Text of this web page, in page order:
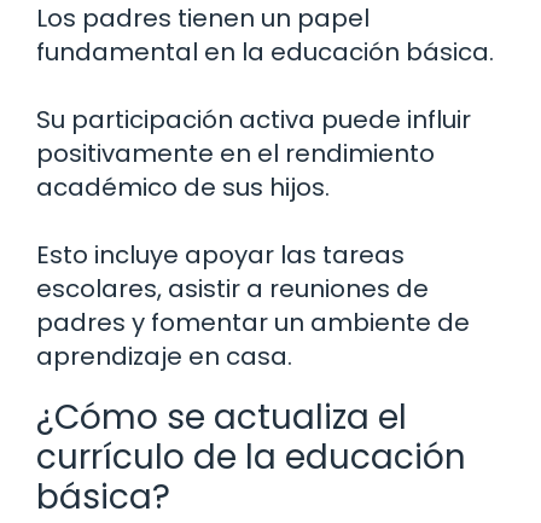
Los padres tienen un papel
fundamental en la educación básica.
Su participación activa puede influir
positivamente en el rendimiento
académico de sus hijos.
Esto incluye apoyar las tareas
escolares, asistir a reuniones de
padres y fomentar un ambiente de
aprendizaje en casa.
¿Cómo se actualiza el
currículo de la educación
básica?